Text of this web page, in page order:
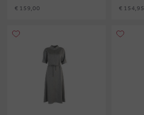
€ 159,00 € 154,95